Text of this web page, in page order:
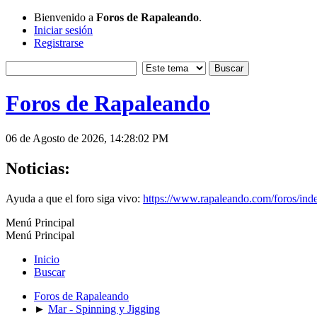
Bienvenido a Foros de Rapaleando.
Iniciar sesión
Registrarse
Foros de Rapaleando
06 de Agosto de 2026, 14:28:02 PM
Noticias:
Ayuda a que el foro siga vivo: https://www.rapaleando.com/foros/
Menú Principal
Menú Principal
Inicio
Buscar
Foros de Rapaleando
► Mar - Spinning y Jigging